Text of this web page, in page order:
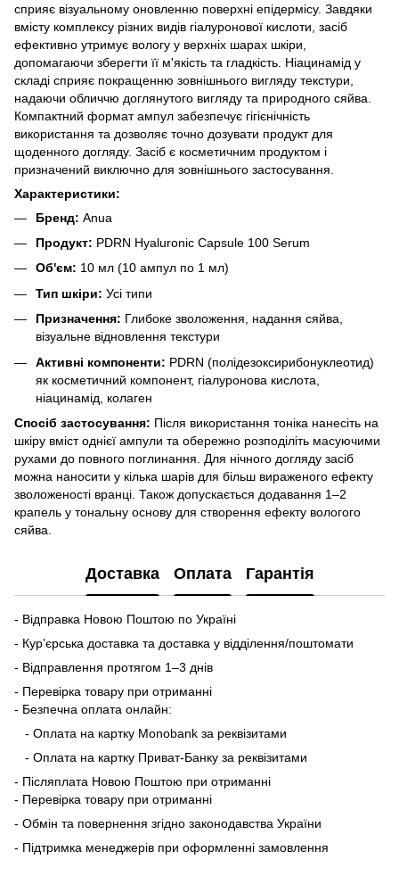
сприяє візуальному оновленню поверхні епідермісу. Завдяки
вмісту комплексу різних видів гіалуронової кислоти, засіб
ефективно утримує вологу у верхніх шарах шкіри,
допомагаючи зберегти її м'якість та гладкість. Ніацинамід у
складі сприяє покращенню зовнішнього вигляду текстури,
надаючи обличчю доглянутого вигляду та природного сяйва.
Компактний формат ампул забезпечує гігієнічність
використання та дозволяє точно дозувати продукт для
щоденного догляду. Засіб є косметичним продуктом і
призначений виключно для зовнішнього застосування.
Характеристики:
Бренд: Anua
Продукт: PDRN Hyaluronic Capsule 100 Serum
Об'єм: 10 мл (10 ампул по 1 мл)
Тип шкіри: Усі типи
Призначення: Глибоке зволоження, надання сяйва,
візуальне відновлення текстури
Активні компоненти: PDRN (полідезоксирибонуклеотид)
як косметичний компонент, гіалуронова кислота,
ніацинамід, колаген
Спосіб застосування: Після використання тоніка нанесіть на
шкіру вміст однієї ампули та обережно розподіліть масуючими
рухами до повного поглинання. Для нічного догляду засіб
можна наносити у кілька шарів для більш вираженого ефекту
зволоженості вранці. Також допускається додавання 1–2
крапель у тональну основу для створення ефекту вологого
сяйва.
Доставка Оплата Гарантія
- Відправка Новою Поштою по Україні
- Кур’єрська доставка та доставка у відділення/поштомати
- Відправлення протягом 1–3 днів
- Перевірка товару при отриманні
- Безпечна оплата онлайн:
- Оплата на картку Monobank за реквізитами
- Оплата на картку Приват-Банку за реквізитами
- Післяплата Новою Поштою при отриманні
- Перевірка товару при отриманні
- Обмін та повернення згідно законодавства України
- Підтримка менеджерів при оформленні замовлення